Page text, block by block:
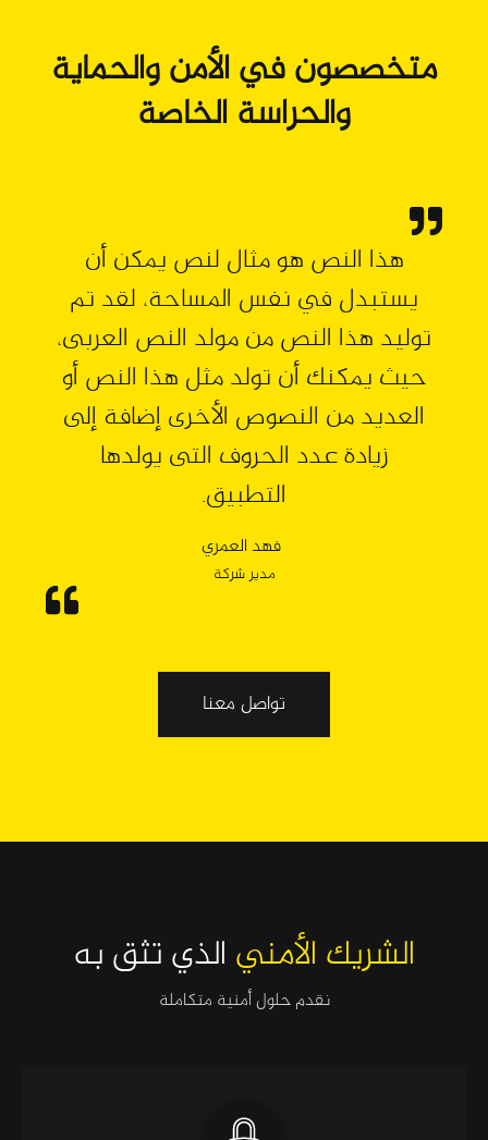
متخصصون في الأمن والحماية
والحراسة الخاصة
هذا النص هو مثال لنص يمكن أن
يستبدل في نفس المساحة، لقد تم
توليد هذا النص من مولد النص العربى،
حيث يمكنك أن تولد مثل هذا النص أو
العديد من النصوص الأخرى إضافة إلى
زيادة عدد الحروف التى يولدها
التطبيق.
فهد العمري
مدير شركة
تواصل معنا
الشريك الأمني الذي تثق به
نقدم حلول أمنية متكاملة